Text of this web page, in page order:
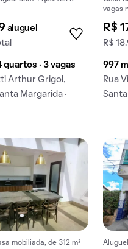
aluguel
quartos · 3 vagas
Arthur Grigol,
Margarida ·
vagas
R$
R$
997
Rua
mobiliada, de 312 m²